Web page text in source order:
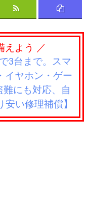
えよう ／
3台まで。スマ
イヤホン・ゲー
にも対応、自
い修理補償】